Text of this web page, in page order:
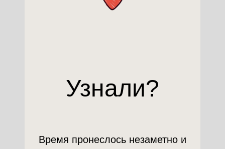
Узнали?
Время пронеслось незаметно и